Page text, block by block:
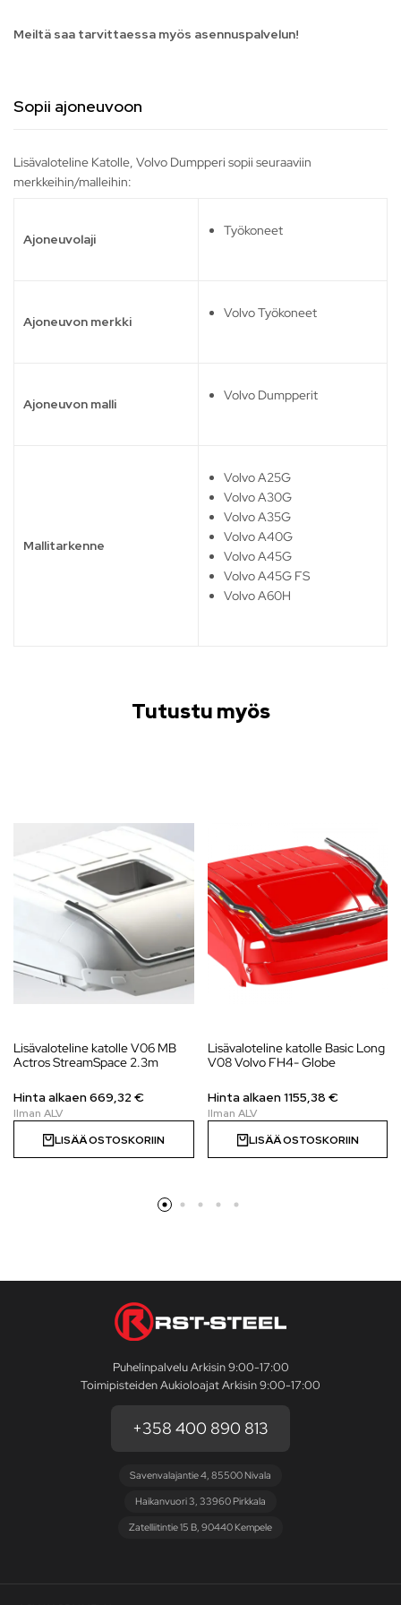
Meiltä saa tarvittaessa myös asennuspalvelun!
Sopii ajoneuvoon
Lisävaloteline Katolle, Volvo Dumpperi sopii seuraaviin
merkkeihin/malleihin:
Ajoneuvolaji
Työkoneet
Ajoneuvon merkki
Volvo Työkoneet
Ajoneuvon malli
Volvo Dumpperit
Mallitarkenne
Volvo A25G
Volvo A30G
Volvo A35G
Volvo A40G
Volvo A45G
Volvo A45G FS
Volvo A60H
Tutustu myös
Lisävaloteline katolle V06 MB
Actros StreamSpace 2.3m
Hinta alkaen669,32€
LISÄÄ OSTOSKORIIN
Lisävaloteline katolle Basic Long
V08 Volvo FH4- Globe
Hinta alkaen1155,38 €
LISÄÄ OSTOSKORIIN
Puhelinpalvelu Arkisin 9:00-17:00
Toimipisteiden Aukioloajat Arkisin 9:00-17:00
+358 400 890 813
Savenvalajantie 4, 85500 Nivala
Haikanvuori 3, 33960 Pirkkala
Zatelliitintie 15 B, 90440 Kempele